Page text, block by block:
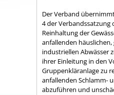
Der Verband
4 der Verbandssatzung
Reinhaltung der
anfallenden
industriellen Abwässer
ihrer Einleitung in den
Gruppenkläranlage zu
anfallenden Schlamm-
abzuführen und